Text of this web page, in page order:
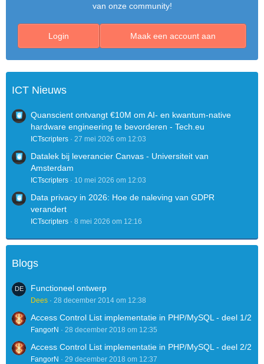
van onze community!
Maak een account aan
Login
ICT Nieuws
Quanscient ontvangt €10M om AI- en kwantum-native
hardware engineering te bevorderen - Tech.eu
ICTscripters 27 mei 2026 om 12:03
Datalek bij leverancier Canvas - Universiteit van
Amsterdam
ICTscripters 10 mei 2026 om 12:03
Data privacy in 2026: Hoe de naleving van GDPR
verandert
ICTscripters 8 mei 2026 om 12:16
Blogs
Functioneel ontwerp
Dees 28 december 2014 om 12:38
Access Control List implementatie in PHP/MySQL - deel 1/2
FangorN 28 december 2018 om 12:35
Access Control List implementatie in PHP/MySQL - deel 2/2
FangorN 29 december 2018 om 12:37